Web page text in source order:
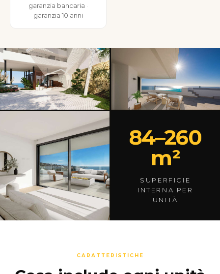
garanzia bancaria ·
garanzia 10 anni
84–260
m²
SUPERFICIE
INTERNA PER
UNITÀ
CARATTERISTICHE